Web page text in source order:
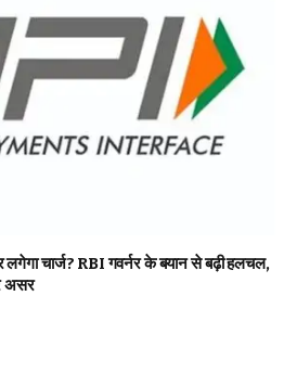
चार्ज? RBI गवर्नर के बयान से बढ़ी हलचल,
असर